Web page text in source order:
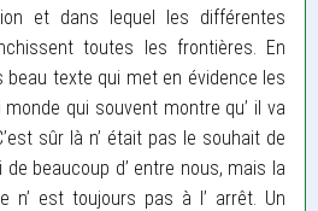
et dans lequel les différentes
toutes les frontières. En
texte qui met en évidence les
monde qui souvent montre qu’ il va
sûr là n’ était pas le souhait de
de beaucoup d’ entre nous, mais la
n’ est toujours pas à l’ arrêt. Un